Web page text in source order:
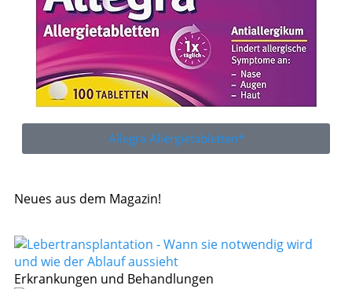
Allegra Allergietabletten*
Neues aus dem Magazin!
Erkrankungen und Behandlungen